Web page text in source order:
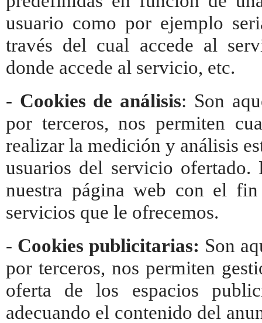
usuario como por ejemplo
través del cual accede al
donde accede al servicio, etc.
- Cookies de análisis: Son
por terceros, nos permiten
realizar la medición y análisis
usuarios del servicio ofertado.
nuestra página web con el
servicios que le ofrecemos.
- Cookies publicitarias: Son
por terceros, nos permiten
oferta de los espacios
adecuando el contenido del